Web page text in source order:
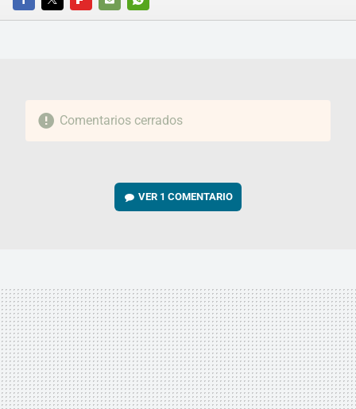
FACEBOOKTWITTERFLIPBOARD
E-
WHATSAPP
Comentarios cerrados
VER 1 COMENTARIO